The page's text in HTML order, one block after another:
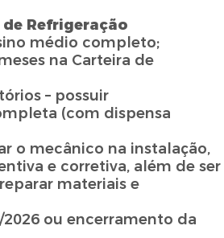
Refrigeração
médio completo;
na Carteira de
– possuir
(com dispensa
o mecânico na instalação,
e corretiva, além de ser
materiais e
ou encerramento da